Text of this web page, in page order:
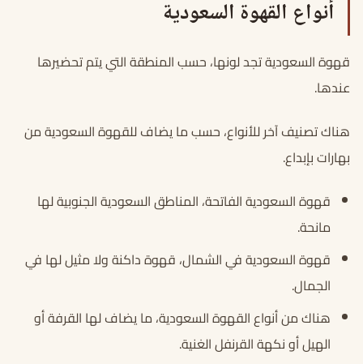
أنواع القهوة السعودية
قهوة السعودية تجد لونها، حسب المنطقة التي يتم تحضيرها
عندها.
هناك تصنيف آخر للأنواع، حسب ما يضاف للقهوة السعودية من
بهارات بإبداع.
قهوة السعودية الفاتحة، المناطق السعودية الجنوبية لها
مانحة.
قهوة السعودية في الشمال، قهوة داكنة ولا مثيل لها في
الجمال.
هناك من أنواع القهوة السعودية، ما يضاف لها القرفة أو
الهيل أو نكهة القرنفل الغنية.